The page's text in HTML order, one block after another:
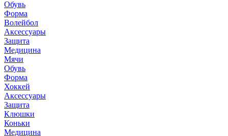
Обувь
Форма
Волейбол
Аксессуары
Защита
Медицина
Мячи
Обувь
Форма
Хоккей
Аксессуары
Защита
Клюшки
Коньки
Медицина